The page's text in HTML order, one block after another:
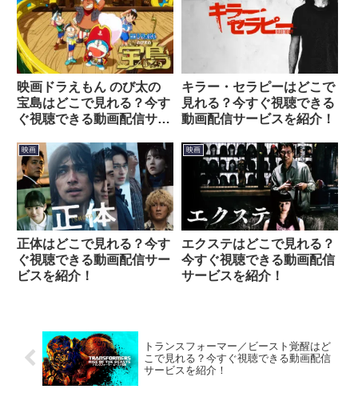
映画ドラえもん のび太の
宝島はどこで見れる？今す
ぐ視聴できる動画配信サー
キラー・セラピーはどこで
見れる？今すぐ視聴できる
動画配信サービスを紹介！
映画
正体はどこで見れる？今す
ぐ視聴できる動画配信サー
ビスを紹介！
映画
エクステはどこで見れる？
今すぐ視聴できる動画配信
サービスを紹介！
トランスフォーマー／ビースト覚醒はど
こで見れる？今すぐ視聴できる動画配信
サービスを紹介！